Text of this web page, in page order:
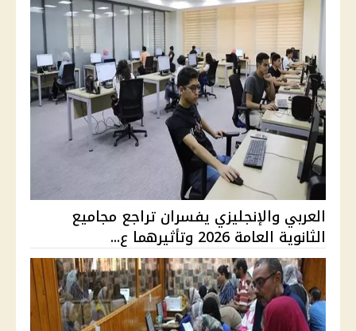
العربي والإنجليزي يفسران تراجع مجاميع
الثانوية العامة 2026 وتأثيرهما ع...